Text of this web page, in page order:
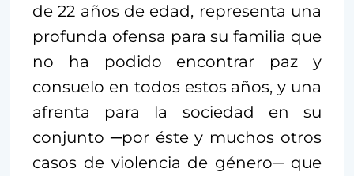
de 22 años de edad, representa una
profunda ofensa para su familia que
no ha podido encontrar paz y
consuelo en todos estos años, y una
afrenta para la sociedad en su
conjunto ─por éste y muchos otros
casos de violencia de género─ que